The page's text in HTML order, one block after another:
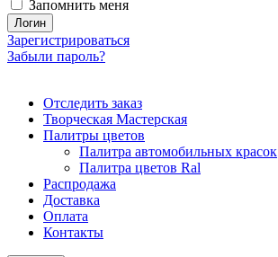
Запомнить меня
Логин
Зарегистрироваться
Забыли пароль?
Отследить заказ
Творческая Мастерская
Палитры цветов
Палитра автомобильных красок
Палитра цветов Ral
Распродажа
Доставка
Оплата
Контакты